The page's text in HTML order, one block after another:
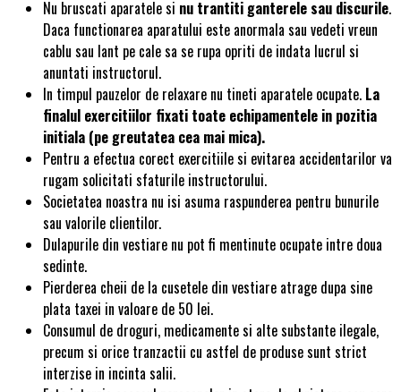
Nu bruscati aparatele si nu trantiti ganterele sau discurile.
Daca functionarea aparatului este anormala sau vedeti vreun
cablu sau lant pe cale sa se rupa opriti de indata lucrul si
anuntati instructorul.
In timpul pauzelor de relaxare nu tineti aparatele ocupate. La
finalul exercitiilor fixati toate echipamentele in pozitia
initiala (pe greutatea cea mai mica).
Pentru a efectua corect exercitiile si evitarea accidentarilor va
rugam solicitati sfaturile instructorului.
Societatea noastra nu isi asuma raspunderea pentru bunurile
sau valorile clientilor.
Dulapurile din vestiare nu pot fi mentinute ocupate intre doua
sedinte.
Pierderea cheii de la cusetele din vestiare atrage dupa sine
plata taxei in valoare de 50 lei.
Consumul de droguri, medicamente si alte substante ilegale,
precum si orice tranzactii cu astfel de produse sunt strict
interzise in incinta salii.